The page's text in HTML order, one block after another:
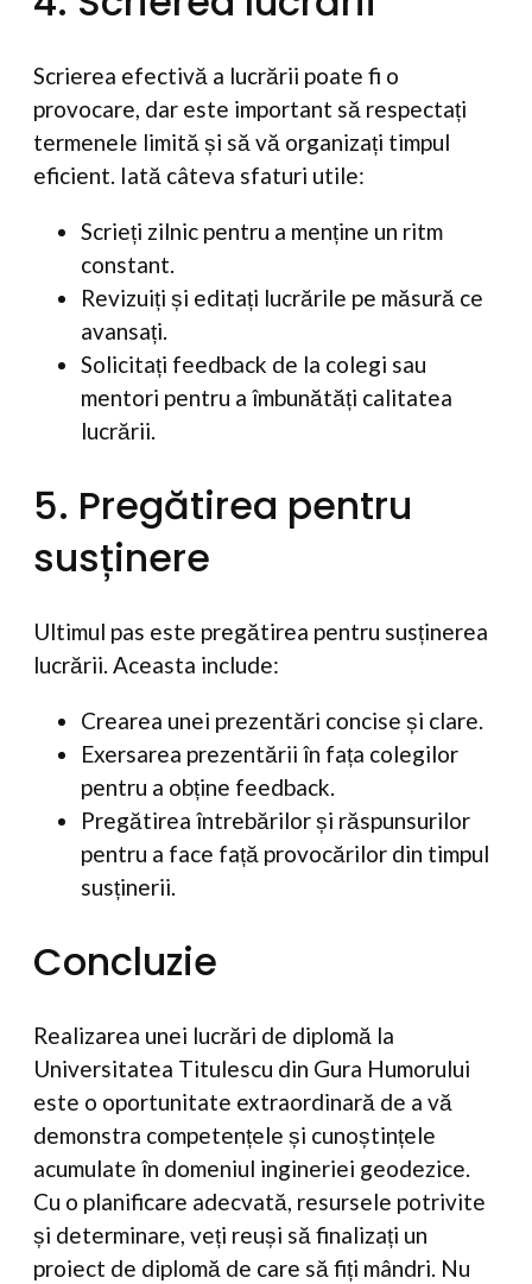
Scrierea efectivă a lucrării poate fi o
provocare, dar este important să respectați
termenele limită și să vă organizați timpul
eficient. Iată câteva sfaturi utile:
Scrieți zilnic pentru a menține un ritm
constant.
Revizuiți și editați lucrările pe măsură ce
avansați.
Solicitați feedback de la colegi sau
mentori pentru a îmbunătăți calitatea
lucrării.
5. Pregătirea pentru
susținere
Ultimul pas este pregătirea pentru susținerea
lucrării. Aceasta include:
Crearea unei prezentări concise și clare.
Exersarea prezentării în fața colegilor
pentru a obține feedback.
Pregătirea întrebărilor și răspunsurilor
pentru a face față provocărilor din timpul
susținerii.
Concluzie
Realizarea unei lucrări de diplomă la
Universitatea Titulescu din Gura Humorului
este o oportunitate extraordinară de a vă
demonstra competențele și cunoștințele
acumulate în domeniul ingineriei geodezice.
Cu o planificare adecvată, resursele potrivite
și determinare, veți reuși să finalizați un
proiect de diplomă de care să fiți mândri. Nu